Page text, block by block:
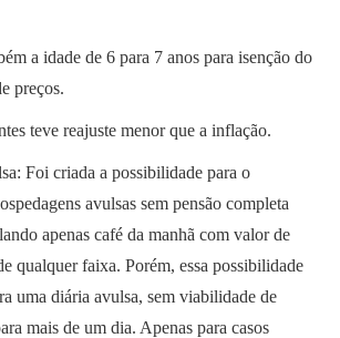
a idade de 6 para 7 anos para isenção do
preços.
teve reajuste menor que a inflação.
Foi criada a possibilidade para o
avulsas sem pensão completa
apenas café da manhã com valor de
qualquer faixa. Porém, essa possibilidade
uma diária avulsa, sem viabilidade de
mais de um dia. Apenas para casos